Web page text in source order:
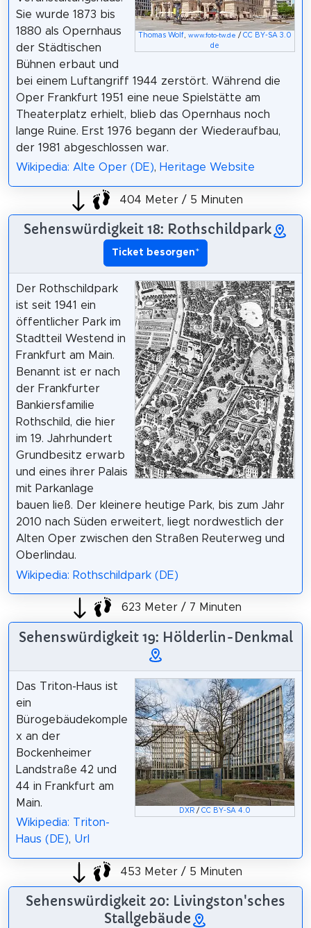
Thomas Wolf ,www.foto-tw.de /CC BY-SA 3.0
de
Sie wurde 1873 bis
1880 als Opernhaus
der Städtischen
Bühnen erbaut und
bei einem Luftangriff 1944 zerstört. Während die
Oper Frankfurt 1951 eine neue Spielstätte am
Theaterplatz erhielt, blieb das Opernhaus noch
lange Ruine. Erst 1976 begann der Wiederaufbau,
der 1981 abgeschlossen war.
Wikipedia: Alte Oper (DE), Heritage Website
404 Meter / 5 Minuten
Sehenswürdigkeit 18: Rothschildpark
Ticket besorgen*
Der Rothschildpark
ist seit 1941 ein
öffentlicher Park im
Stadtteil Westend in
Frankfurt am Main.
Benannt ist er nach
der Frankfurter
Bankiersfamilie
Rothschild, die hier
im 19. Jahrhundert
Grundbesitz erwarb
und eines ihrer Palais
mit Parkanlage
bauen ließ. Der kleinere heutige Park, bis zum Jahr
2010 nach Süden erweitert, liegt nordwestlich der
Alten Oper zwischen den Straßen Reuterweg und
Oberlindau.
Wikipedia: Rothschildpark (DE)
623 Meter / 7 Minuten
Sehenswürdigkeit 19: Hölderlin-Denkmal
DXR /CC BY-SA 4.0
Das Triton-Haus ist
ein
Bürogebäudekomple
x an der
Bockenheimer
Landstraße 42 und
44 in Frankfurt am
Main.
Wikipedia: Triton-
Haus (DE), Url
453 Meter / 5 Minuten
Sehenswürdigkeit 20: Livingston'sches
Stallgebäude